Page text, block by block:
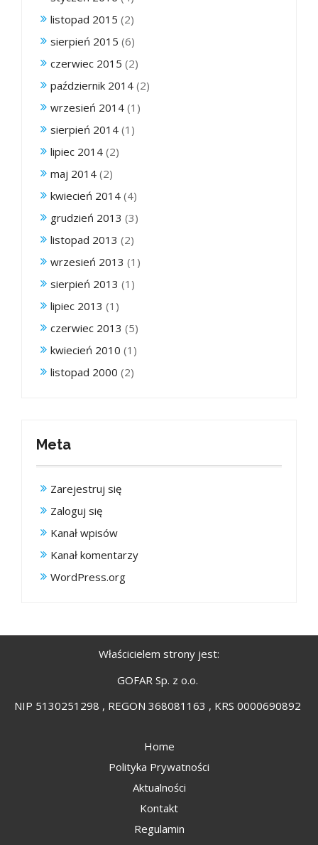
listopad 2015 (2)
sierpień 2015 (6)
czerwiec 2015 (2)
październik 2014 (2)
wrzesień 2014 (1)
sierpień 2014 (1)
lipiec 2014 (2)
maj 2014 (2)
kwiecień 2014 (4)
grudzień 2013 (3)
listopad 2013 (2)
wrzesień 2013 (1)
sierpień 2013 (1)
lipiec 2013 (1)
czerwiec 2013 (5)
kwiecień 2010 (1)
listopad 2000 (2)
Meta
Zarejestruj się
Zaloguj się
Kanał wpisów
Kanał komentarzy
WordPress.org
Właścicielem strony jest:
GOFAR Sp. z o.o.
NIP 5130251298 , REGON 368081163 , KRS 0000690892
Home
Polityka Prywatności
Aktualności
Kontakt
Regulamin